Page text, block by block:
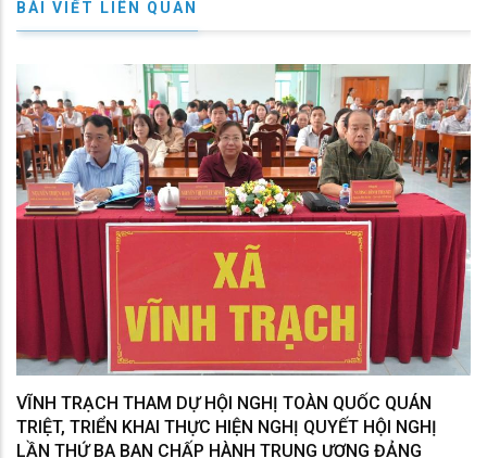
BÀI VIẾT LIÊN QUAN
VĨNH TRẠCH THAM DỰ HỘI NGHỊ TOÀN QUỐC QUÁN
TRIỆT, TRIỂN KHAI THỰC HIỆN NGHỊ QUYẾT HỘI NGHỊ
LẦN THỨ BA BAN CHẤP HÀNH TRUNG ƯƠNG ĐẢNG